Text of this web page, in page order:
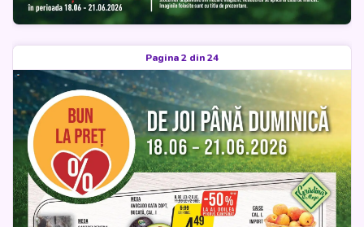
Pagina 2 din 24